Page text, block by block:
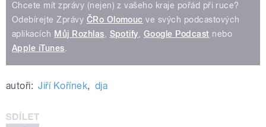
Chcete mít zprávy (nejen) z vašeho kraje pořád při ruce?
Odebírejte Zprávy ČRo Olomouc ve svých podcastových
aplikacích Můj Rozhlas, Spotify, Google Podcast nebo
Apple iTunes.
autoři: Jiří Kořínek, dja